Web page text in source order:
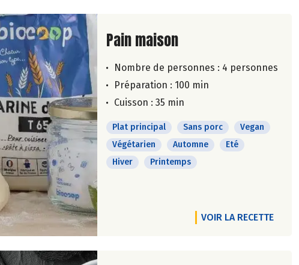
Lire la suite de la recette
Pain maison
Nombre de personnes : 4 personnes
Préparation : 100 min
Cuisson : 35 min
Plat principal Sans porc
Vegan
Végétarien
Automne
Eté
Hiver
Printemps
VOIR LA RECETTE